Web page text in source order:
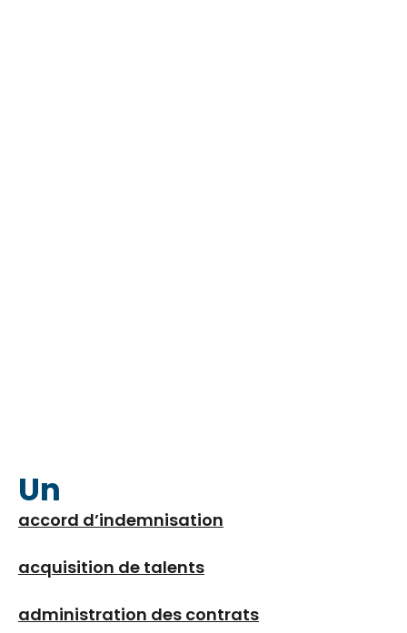
Un
accord d’indemnisation
acquisition de talents
administration des contrats